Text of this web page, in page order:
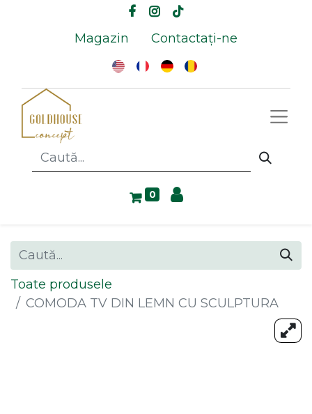
Magazin Contactați-ne
0
Toate produsele
COMODA TV DIN LEMN CU SCULPTURA